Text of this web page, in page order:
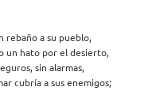
rebaño a su pueblo,
un hato por el desierto,
sin alarmas,
cubría a sus enemigos;